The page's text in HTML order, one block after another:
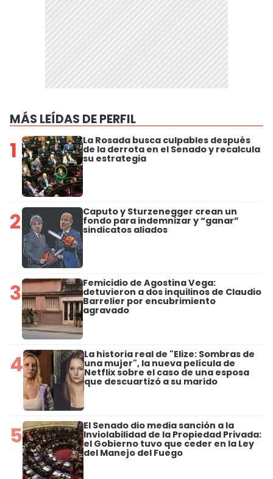
MÁS LEÍDAS DE PERFIL
1 La Rosada busca culpables después
de la derrota en el Senado y recalcula
su estrategia
2 Caputo y Sturzenegger crean un
fondo para indemnizar y “ganar”
sindicatos aliados
3 Femicidio de Agostina Vega:
detuvieron a dos inquilinos de Claudio
Barrelier por encubrimiento
agravado
4 La historia real de "Elize: Sombras de
una mujer", la nueva película de
Netflix sobre el caso de una esposa
que descuartizó a su marido
5 El Senado dio media sanción a la
Inviolabilidad de la Propiedad Privada:
el Gobierno tuvo que ceder en la Ley
del Manejo del Fuego